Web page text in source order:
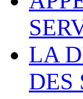
LA
DES